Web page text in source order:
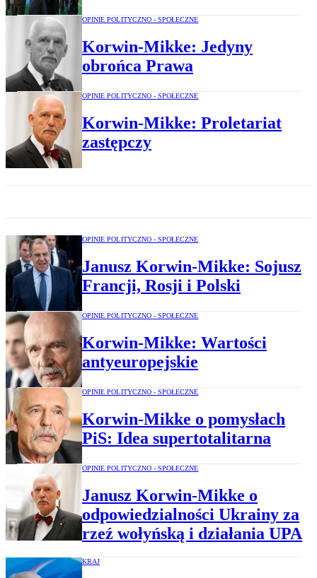
OPINIE POLITYCZNO - SPOŁECZNE
Korwin-Mikke: Jedyny
obrońca Prawa
OPINIE POLITYCZNO - SPOŁECZNE
Korwin-Mikke: Proletariat
zastępczy
OPINIE POLITYCZNO - SPOŁECZNE
Janusz Korwin-Mikke: Sojusz
Francji, Rosji i Polski
OPINIE POLITYCZNO - SPOŁECZNE
Korwin-Mikke: Wartości
antyeuropejskie
OPINIE POLITYCZNO - SPOŁECZNE
Korwin-Mikke o pomysłach
PiS: Idea supertotalitarna
OPINIE POLITYCZNO - SPOŁECZNE
Janusz Korwin-Mikke o
odpowiedzialności Ukrainy za
rzeź wołyńską i działania UPA
KRAJ